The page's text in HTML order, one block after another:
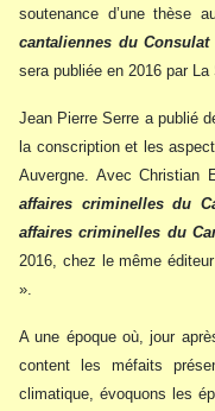
soutenance d’une thèse
cantaliennes du
sera publiée en 2016 par La
Jean Pierre Serre a publié
la conscription et les
Auvergne. Avec Christian
affaires criminelles du
affaires criminelles du
2016, chez le même
».
A une époque où, jour
content les méfaits
climatique, évoquons les